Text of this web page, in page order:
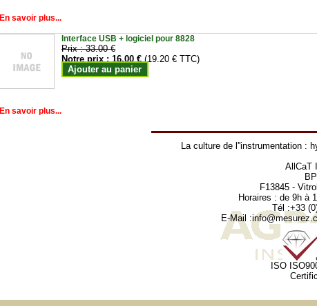
En savoir plus...
Interface USB + logiciel pour 8828
Prix :33.00 €
Notre prix :16.00 € (19.20 € TTC)
Ajouter au panier
En savoir plus...
La culture de l''instrumentation :
AllCaT
F13845 -
Horaires : de 9h à
Tél :+33
E-Mail :
ISO